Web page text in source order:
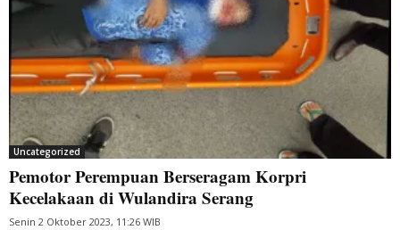
Uncategorized
Pemotor Perempuan Berseragam Korpri
Kecelakaan di Wulandira Serang
Senin 2 Oktober 2023, 11:26 WIB